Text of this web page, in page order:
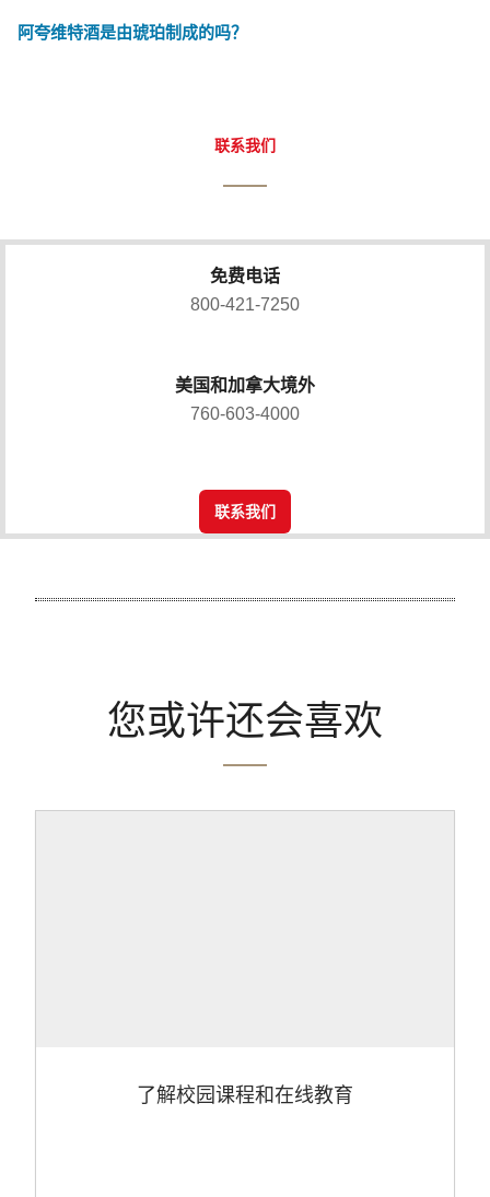
阿夸维特酒是由琥珀制成的吗？
联系我们
免费电话
800-421-7250
美国和加拿大境外
760-603-4000
联系我们
您或许还会喜欢
了解校园课程和在线教育